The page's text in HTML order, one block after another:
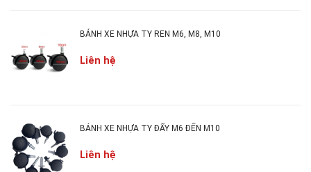
BÁNH XE NHỰA TY REN M6, M8, M10
Liên hệ
BÁNH XE NHỰA TY ĐẨY M6 ĐẾN M10
Liên hệ